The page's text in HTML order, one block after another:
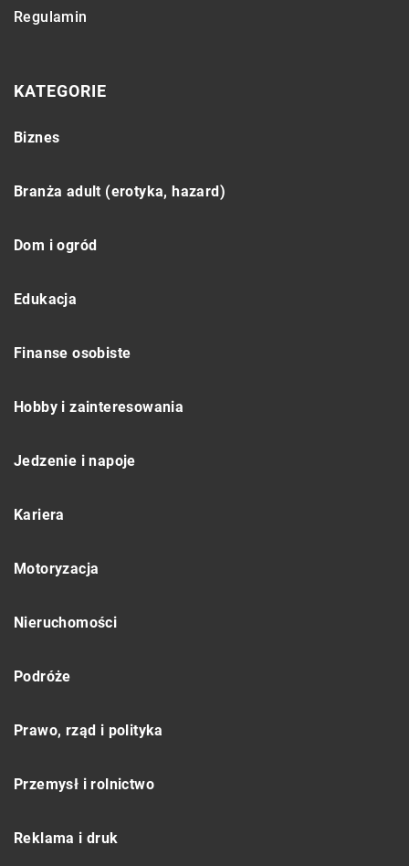
Regulamin
KATEGORIE
Biznes
Branża adult (erotyka, hazard)
Dom i ogród
Edukacja
Finanse osobiste
Hobby i zainteresowania
Jedzenie i napoje
Kariera
Motoryzacja
Nieruchomości
Podróże
Prawo, rząd i polityka
Przemysł i rolnictwo
Reklama i druk